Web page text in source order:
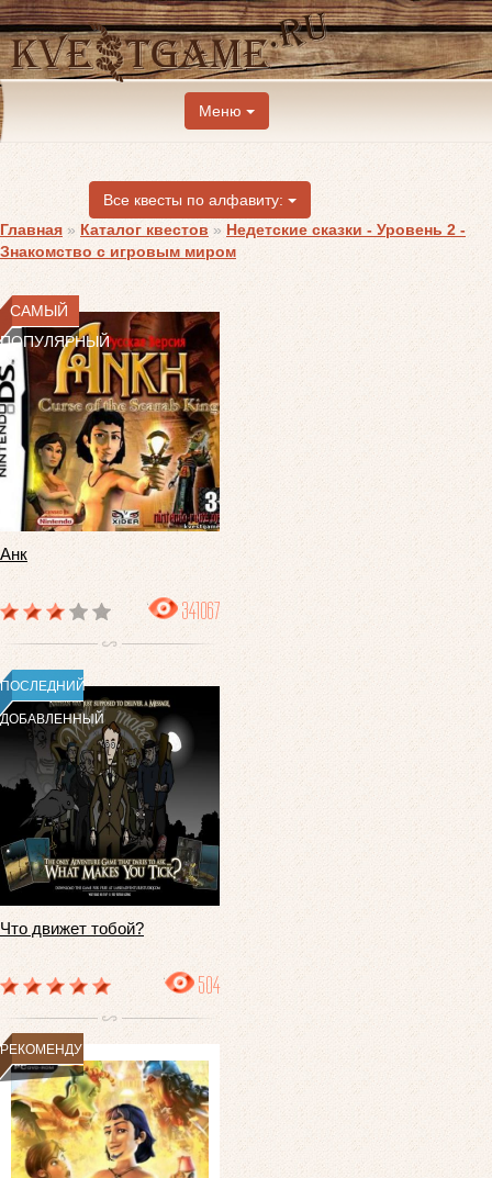
Меню
Все квесты по алфавиту:
Главная » Каталог квестов » Недетские сказки - Уровень 2 -
Знакомство с игровым миром
САМЫЙ
ПОПУЛЯРНЫЙ
Анк
341067
ПОСЛЕДНИЙ
ДОБАВЛЕННЫЙ
Что движет тобой?
504
РЕКОМЕНДУЕМ